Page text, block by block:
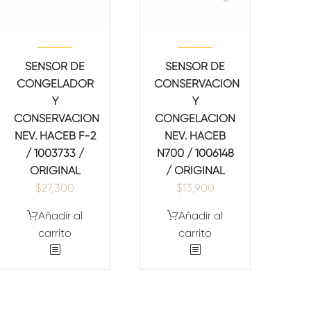
SENSOR DE
CONGELADOR
Y
CONSERVACION
NEV. HACEB F-2
/ 1003733 /
ORIGINAL
$27,300
Añadir al
carrito
SENSOR DE
CONSERVACION
Y
CONGELACION
NEV. HACEB
N700 / 1006148
/ ORIGINAL
$13,900
Añadir al
carrito